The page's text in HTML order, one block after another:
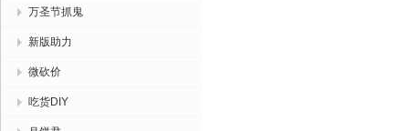
万圣节抓鬼
新版助力
微砍价
吃货DIY